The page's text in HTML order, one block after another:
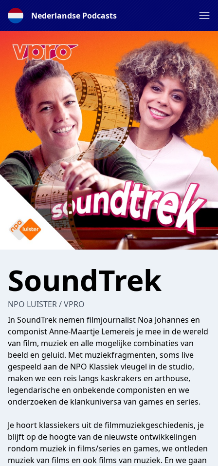
Nederlandse Podcasts
SoundTrek
NPO LUISTER / VPRO
In SoundTrek nemen filmjournalist Noa Johannes en
componist Anne-Maartje Lemereis je mee in de wereld
van film, muziek en alle mogelijke combinaties van
beeld en geluid. Met muziekfragmenten, soms live
gespeeld aan de NPO Klassiek vleugel in de studio,
maken we een reis langs kaskrakers en arthouse,
legendarische en onbekende componisten en we
onderzoeken de klankuniversa van games en series.
Je hoort klassiekers uit de filmmuziekgeschiedenis, je
blijft op de hoogte van de nieuwste ontwikkelingen
rondom muziek in films/series en games, we ontleden
muziek van films en ook films van muziek. En we gaan